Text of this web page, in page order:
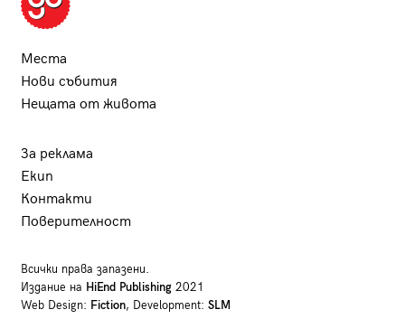
Места
Нови събития
Нещата от живота
За реклама
Екип
Контакти
Поверителност
Всички права запазени.
Издание на HiEnd Publishing2021
Web Design: Fiction, Development: SLM